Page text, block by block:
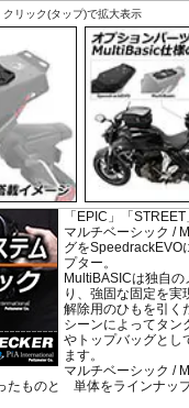
リック(タップ)で拡大表示
「EPIC」「
マルチベーシック /
グをSpeedrackEVO
プター。
MultiBASICは独自
り、強固な固定を実
解除用のひもを引く
シーンによってタン
やトップバッグとし
ます。
マルチベーシック /
たものと 単体をラインナップ